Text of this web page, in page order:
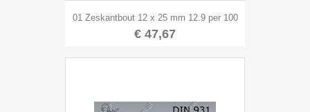
01 Zeskantbout 12 x 25 mm 12.9 per 100
€ 47,67